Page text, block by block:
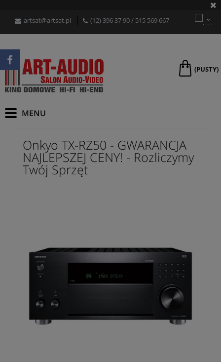
artsat@artsat.pl (12) 396 37 90/ 515 569 667
(PUSTY)
Onkyo TX-RZ50 - GWARANCJA
NAJLEPSZEJ CENY! - Rozliczymy
Twój Sprzęt